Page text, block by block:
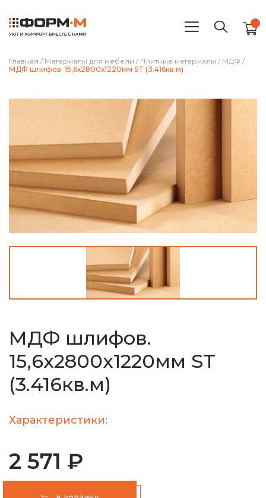
Главная / Материалы для мебели / Плитные материалы / МДФ /
МДФ шлифов. 15,6х2800х1220мм ST (3.416кв.м)
МДФ шлифов.
15,6х2800х1220мм ST
(3.416кв.м)
Характеристики:
2 571 ₽